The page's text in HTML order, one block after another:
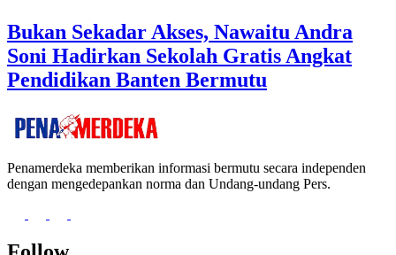
Bukan Sekadar Akses, Nawaitu Andra
Soni Hadirkan Sekolah Gratis Angkat
Pendidikan Banten Bermutu
Penamerdeka memberikan informasi bermutu secara independen
dengan mengedepankan norma dan Undang-undang Pers.